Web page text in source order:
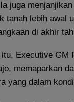
juga
tanah lebih awal
di akhir
itu, Executive GM
memaparkan
yang dalam